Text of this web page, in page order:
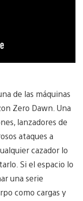
de las máquinas
Zero Dawn. Una
lanzadores de
ataques a
cazador lo
Si el espacio lo
una serie
como cargas y